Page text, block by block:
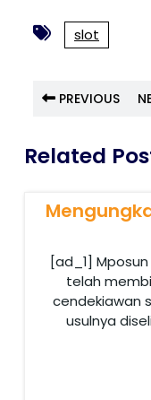
slot
PREVIOUS
Related
[ad_1]
telah
cendekiawan
usulnya